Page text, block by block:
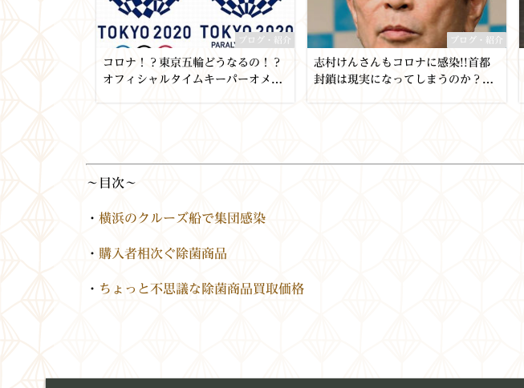
ブログ・紹介
コロナ！？東京五輪どうなるの！？
オフィシャルタイムキーパーオメガ
ブログ・紹介
志村けんさんもコロナに感染!!首都
封鎖は現実になってしまうのか？志
時計・腕時計・買取・質
～目次～
・横浜のクルーズ船で集団感染
・ 購入者相次ぐ除菌商品
・ ちょっと不思議な除菌商品買取価格